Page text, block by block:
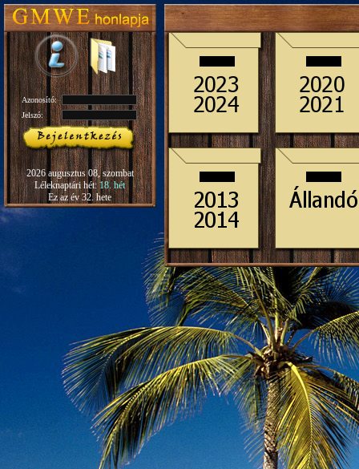
Azonosító:
Jelszó:
2026 augusztus 08, szombat
Léleknaptári hét:18. hét
Ez az év 32. hete